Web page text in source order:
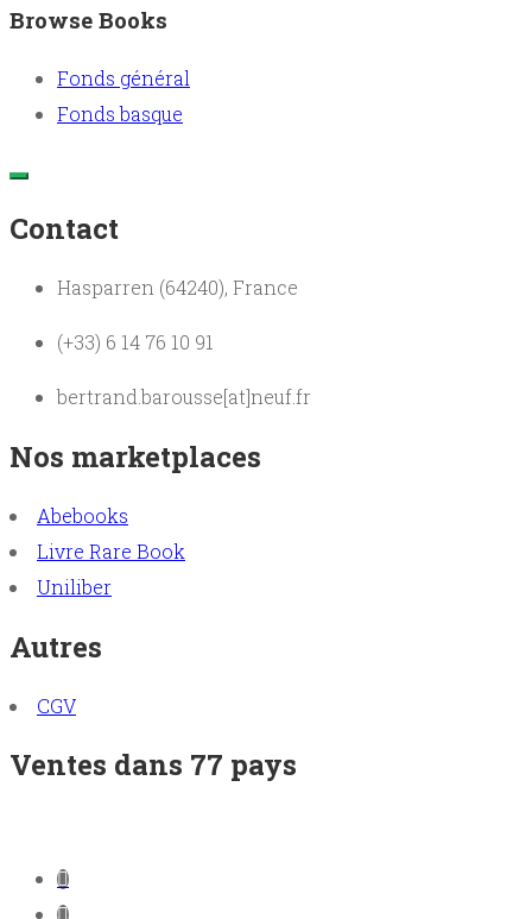
Browse Books
Fonds général
Fonds basque
Contact
Hasparren (64240), France
(+33) 6 14 76 10 91
bertrand.barousse[at]neuf.fr
Nos marketplaces
Abebooks
Livre Rare Book
Uniliber
Autres
CGV
Ventes dans 77 pays